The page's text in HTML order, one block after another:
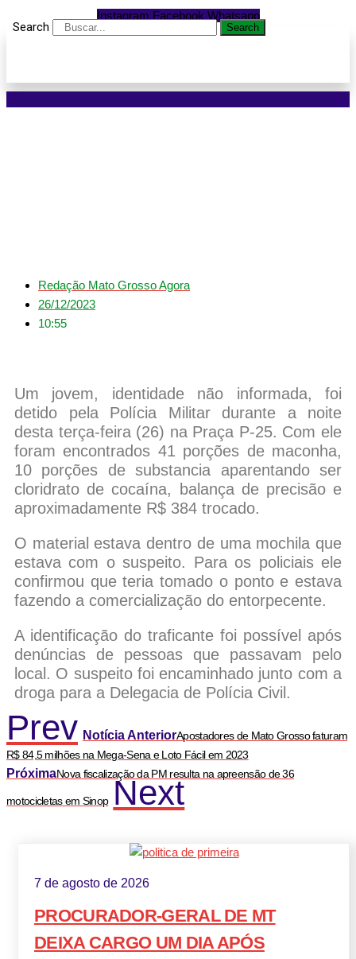
Instagram Facebook Whatsapp
Search Search
Redação Mato Grosso Agora
26/12/2023
10:55
Um jovem, identidade não informada, foi
detido pela Polícia Militar durante a noite
desta terça-feira (26) na Praça P-25. Com ele
foram encontrados 41 porções de maconha,
10 porções de substancia aparentando ser
cloridrato de cocaína, balança de precisão e
aproximadamente R$ 384 trocado.
O material estava dentro de uma mochila que
estava com o suspeito. Para os policiais ele
confirmou que teria tomado o ponto e estava
fazendo a comercialização do entorpecente.
A identificação do traficante foi possível após
denúncias de pessoas que passavam pelo
local. O suspeito foi encaminhado junto com a
droga para a Delegacia de Polícia Civil.
Prev Notícia AnteriorApostadores de Mato Grosso faturam
R$ 84,5 milhões na Mega-Sena e Loto Fácil em 2023
PróximaNova fiscalização da PM resulta na apreensão de 36
motocicletas em Sinop Next
7 de agosto de 2026
PROCURADOR-GERAL DE MT
DEIXA CARGO UM DIA APÓS